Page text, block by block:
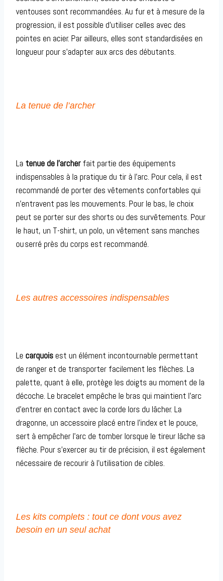
ventouses sont recommandées. Au fur et à mesure de la
progression, il est possible d’utiliser celles avec des
pointes en acier. Par ailleurs, elles sont standardisées en
longueur pour s’adapter aux arcs des débutants.
La tenue de l’archer
La tenue de l’archerfait partie des équipements
indispensables à la pratique du tir à l’arc. Pour cela, il est
recommandé de porter des vêtements confortables qui
n’entravent pas les mouvements. Pour le bas, le choix
peut se porter sur des shorts ou des survêtements. Pour
le haut, un T-shirt, un polo, un vêtement sans manches
ou serré près du corps est recommandé.
Les autres accessoires indispensables
Le carquoisest un élément incontournable permettant
de ranger et de transporter facilement les flèches. La
palette, quant à elle, protège les doigts au moment de la
décoche. Le bracelet empêche le bras qui maintient l’arc
d’entrer en contact avec la corde lors du lâcher. La
dragonne, un accessoire placé entre l’index et le pouce,
sert à empêcher l’arc de tomber lorsque le tireur lâche sa
flèche. Pour s’exercer au tir de précision, il est également
nécessaire de recourir à l’utilisation de cibles.
Les kits complets : tout ce dont vous avez
besoin en un seul achat